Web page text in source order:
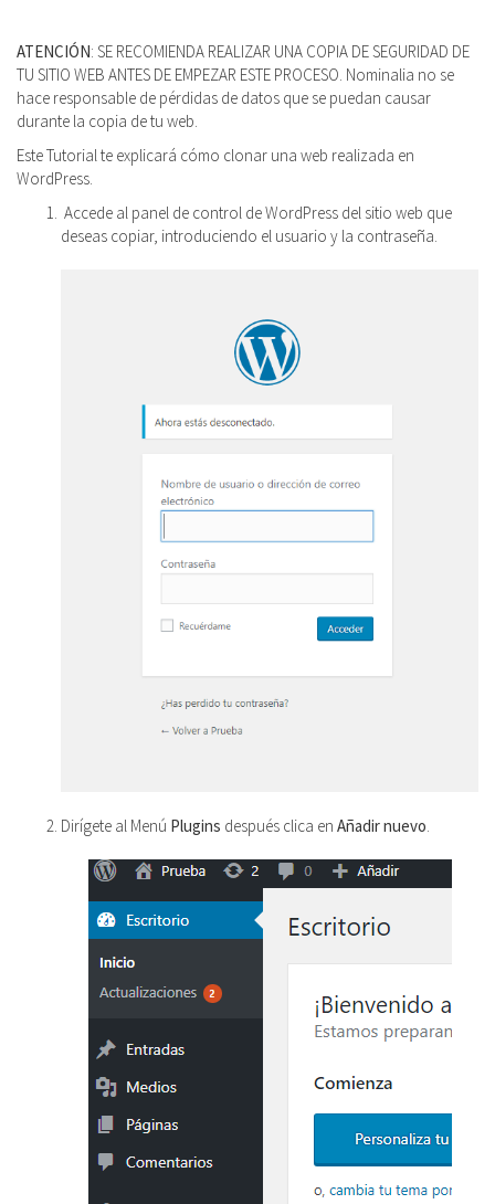
ATENCIÓN: SE RECOMIENDA REALIZAR UNA COPIA DE SEGURIDAD DE
TU SITIO WEB ANTES DE EMPEZAR ESTE PROCESO. Nominalia no se
hace responsable de pérdidas de datos que se puedan causar
durante la copia de tu web.
Este Tutorial te explicará cómo clonar una web realizada en
WordPress.
Accede al panel de control de WordPress del sitio web que
deseas copiar, introduciendo el usuario y la contraseña.
Dirígete al Menú Plugins después clica en Añadir nuevo.